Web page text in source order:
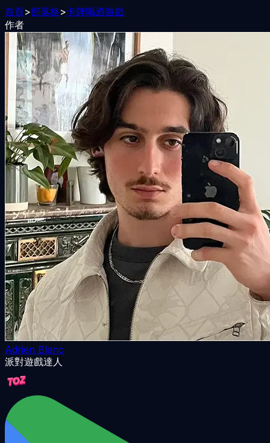
首頁>部落格>卡牌喝酒遊戲
作者
Adrien Blanc
派對遊戲達人